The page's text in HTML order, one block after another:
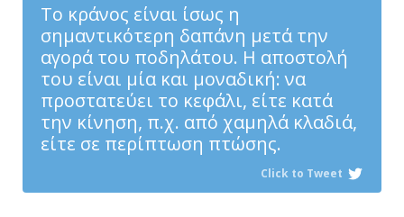
Το κράνος είναι ίσως η
σημαντικότερη δαπάνη μετά την
αγορά του ποδηλάτου. Η αποστολή
του είναι μία και μοναδική: να
προστατεύει το κεφάλι, είτε κατά
την κίνηση, π.χ. από χαμηλά κλαδιά,
είτε σε περίπτωση πτώσης.
Click to Tweet